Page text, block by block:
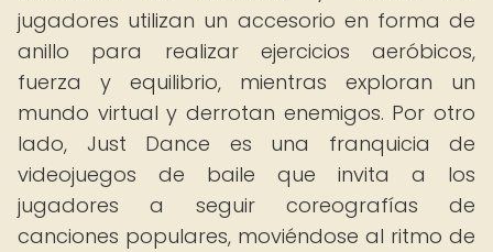
jugadores utilizan un accesorio en forma de
anillo para realizar ejercicios aeróbicos,
fuerza y equilibrio, mientras exploran un
mundo virtual y derrotan enemigos. Por otro
lado, Just Dance es una franquicia de
videojuegos de baile que invita a los
jugadores a seguir coreografías de
canciones populares, moviéndose al ritmo de